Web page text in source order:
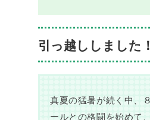
引っ越ししました！
真夏の猛暑が続く中、
ールとの格闘を始めて